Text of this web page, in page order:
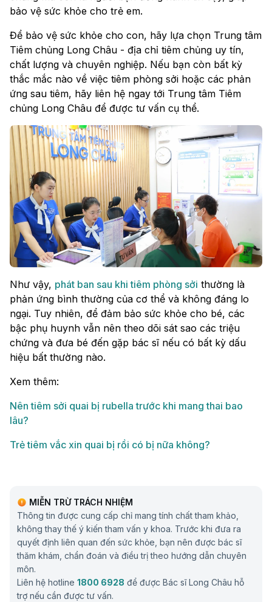
bảo vệ sức khỏe cho trẻ em.
Để bảo vệ sức khỏe cho con, hãy lựa chọn Trung tâm
Tiêm chủng Long Châu - địa chỉ tiêm chủng uy tín,
chất lượng và chuyên nghiệp. Nếu bạn còn bất kỳ
thắc mắc nào về việc tiêm phòng sởi hoặc các phản
ứng sau tiêm, hãy liên hệ ngay tới Trung tâm Tiêm
chủng Long Châu để được tư vấn cụ thể.
Như vậy, phát ban sau khi tiêm phòng sởi thường là
phản ứng bình thường của cơ thể và không đáng lo
ngại. Tuy nhiên, để đảm bảo sức khỏe cho bé, các
bậc phụ huynh vẫn nên theo dõi sát sao các triệu
chứng và đưa bé đến gặp bác sĩ nếu có bất kỳ dấu
hiệu bất thường nào.
Xem thêm:
Nên tiêm sởi quai bị rubella trước khi mang thai bao
lâu?
Trẻ tiêm vắc xin quai bị rồi có bị nữa không?
MIỄN TRỪ TRÁCH NHIỆM
Thông tin được cung cấp chỉ mang tính chất tham khảo,
không thay thế ý kiến tham vấn y khoa. Trước khi đưa ra
quyết định liên quan đến sức khỏe, bạn nên được bác sĩ
thăm khám, chẩn đoán và điều trị theo hướng dẫn chuyên
môn.
Liên hệ hotline 1800 6928 để được Bác sĩ Long Châu hỗ
trợ nếu cần được tư vấn.